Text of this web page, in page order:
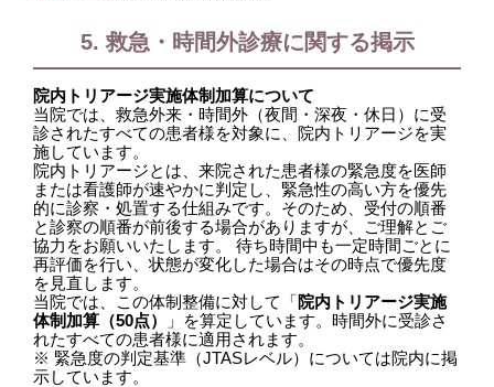
5. 救急・時間外診療に関する掲示
院内トリアージ実施体制加算について
当院では、救急外来・時間外（夜間・深夜・休日）に受
診されたすべての患者様を対象に、院内トリアージを実
施しています。
院内トリアージとは、来院された患者様の緊急度を医師
または看護師が速やかに判定し、緊急性の高い方を優先
的に診察・処置する仕組みです。そのため、受付の順番
と診察の順番が前後する場合がありますが、ご理解とご
協力をお願いいたします。 待ち時間中も一定時間ごとに
再評価を行い、状態が変化した場合はその時点で優先度
を見直します。
当院では、この体制整備に対して「院内トリアージ実施
体制加算（50点）
」を算定しています。時間外に受診さ
れたすべての患者様に適用されます。
※ 緊急度の判定基準（JTASレベル）については院内に掲
示しています。